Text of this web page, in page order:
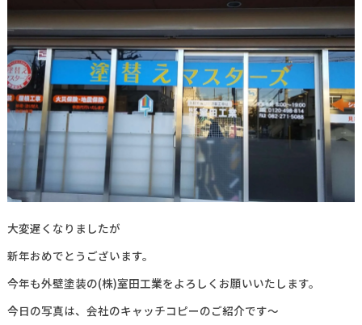
大変遅くなりましたが
新年おめでとうございます。
今年も外壁塗装の(株)室田工業をよろしくお願いいたします。
今日の写真は、会社のキャッチコピーのご紹介です～